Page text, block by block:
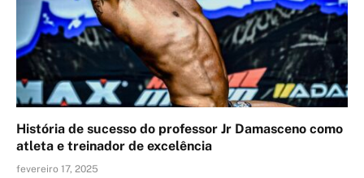
História de sucesso do professor Jr Damasceno como
atleta e treinador de excelência
fevereiro 17, 2025